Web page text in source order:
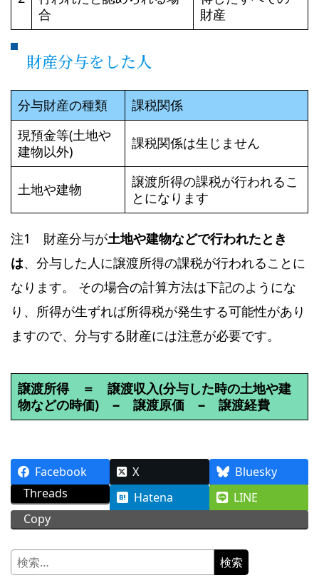
合
財産
財産分与をした人
分与財産の種類
課税関係
現預金等(土地や
建物以外)
課税関係は生じません
土地や建物
譲渡所得の課税が行われるこ
とになります
注1 財産分与が土地や建物などで行われたとき
は、分与した人に譲渡所得の課税が行われることに
なります。 その場合の計算方法は下記のようにな
り、所得が生ずれば所得税が発生する可能性があり
ますので、分与する財産には注意が必要です。
譲渡所得 ＝ 譲渡収入(分与した時の土地や建
物などの時価) − 譲渡原価 − 譲渡経費
Facebook X
Bluesky
Threads
Hatena
LINE
Copy
検
索: